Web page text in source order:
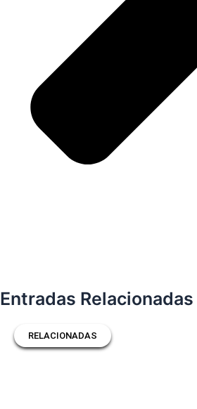
Entradas Relacionadas
RELACIONADAS